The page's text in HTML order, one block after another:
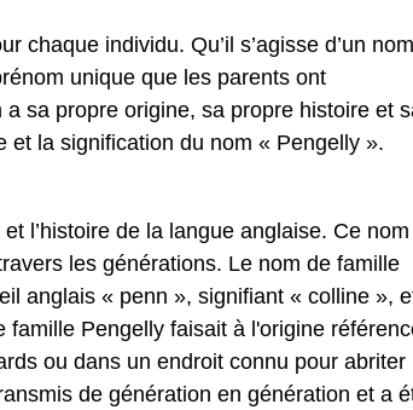
chaque individu. Qu’il s’agisse d’un
unique que les parents ont
sa propre origine, sa propre histoire et
et la signification du nom « Pengelly ».
l’histoire de la langue anglaise. Ce
les générations. Le nom de famille
anglais « penn », signifiant « colline »,
Pengelly faisait à l'origine
ou dans un endroit connu pour abriter
de génération en génération et a